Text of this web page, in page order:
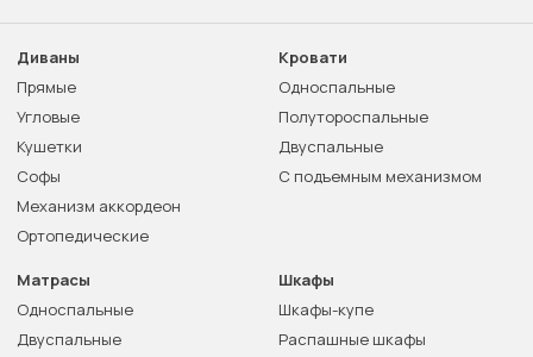
Диваны
Прямые
Угловые
Кушетки
Софы
Механизм аккордеон
Ортопедические
Кровати
Односпальные
Полутороспальные
Двуспальные
С подъемным механизмом
Матрасы
Односпальные
Двуспальные
Шкафы
Шкафы-купе
Распашные шкафы